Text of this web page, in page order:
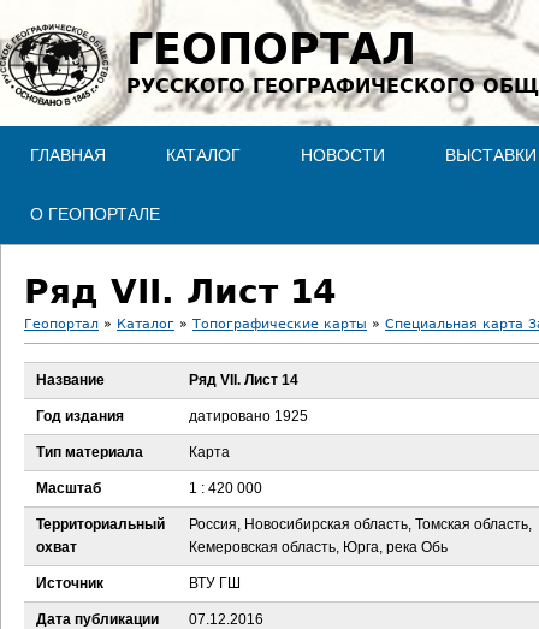
Jump to navigation
ГЕОПОРТАЛ
РУССКОГО ГЕОГРАФИЧЕСКОГО
ГЛАВНАЯ КАТАЛОГ НОВОСТИ ВЫСТАВКИ
О ГЕОПОРТАЛЕ
Ряд VII. Лист 14
В
ы
д
е
с
Геопортал » Каталог » Топографические карты » Специальная карта
Название Ряд VII. Лист 14
Год издания датировано 1925
Тип материала Карта
Масштаб 1 : 420 000
Территориальный
охват
Россия, Новосибирская область, Томская область,
Кемеровская область, Юрга, река Обь
Источник ВТУ ГШ
Дата публикации 07.12.2016